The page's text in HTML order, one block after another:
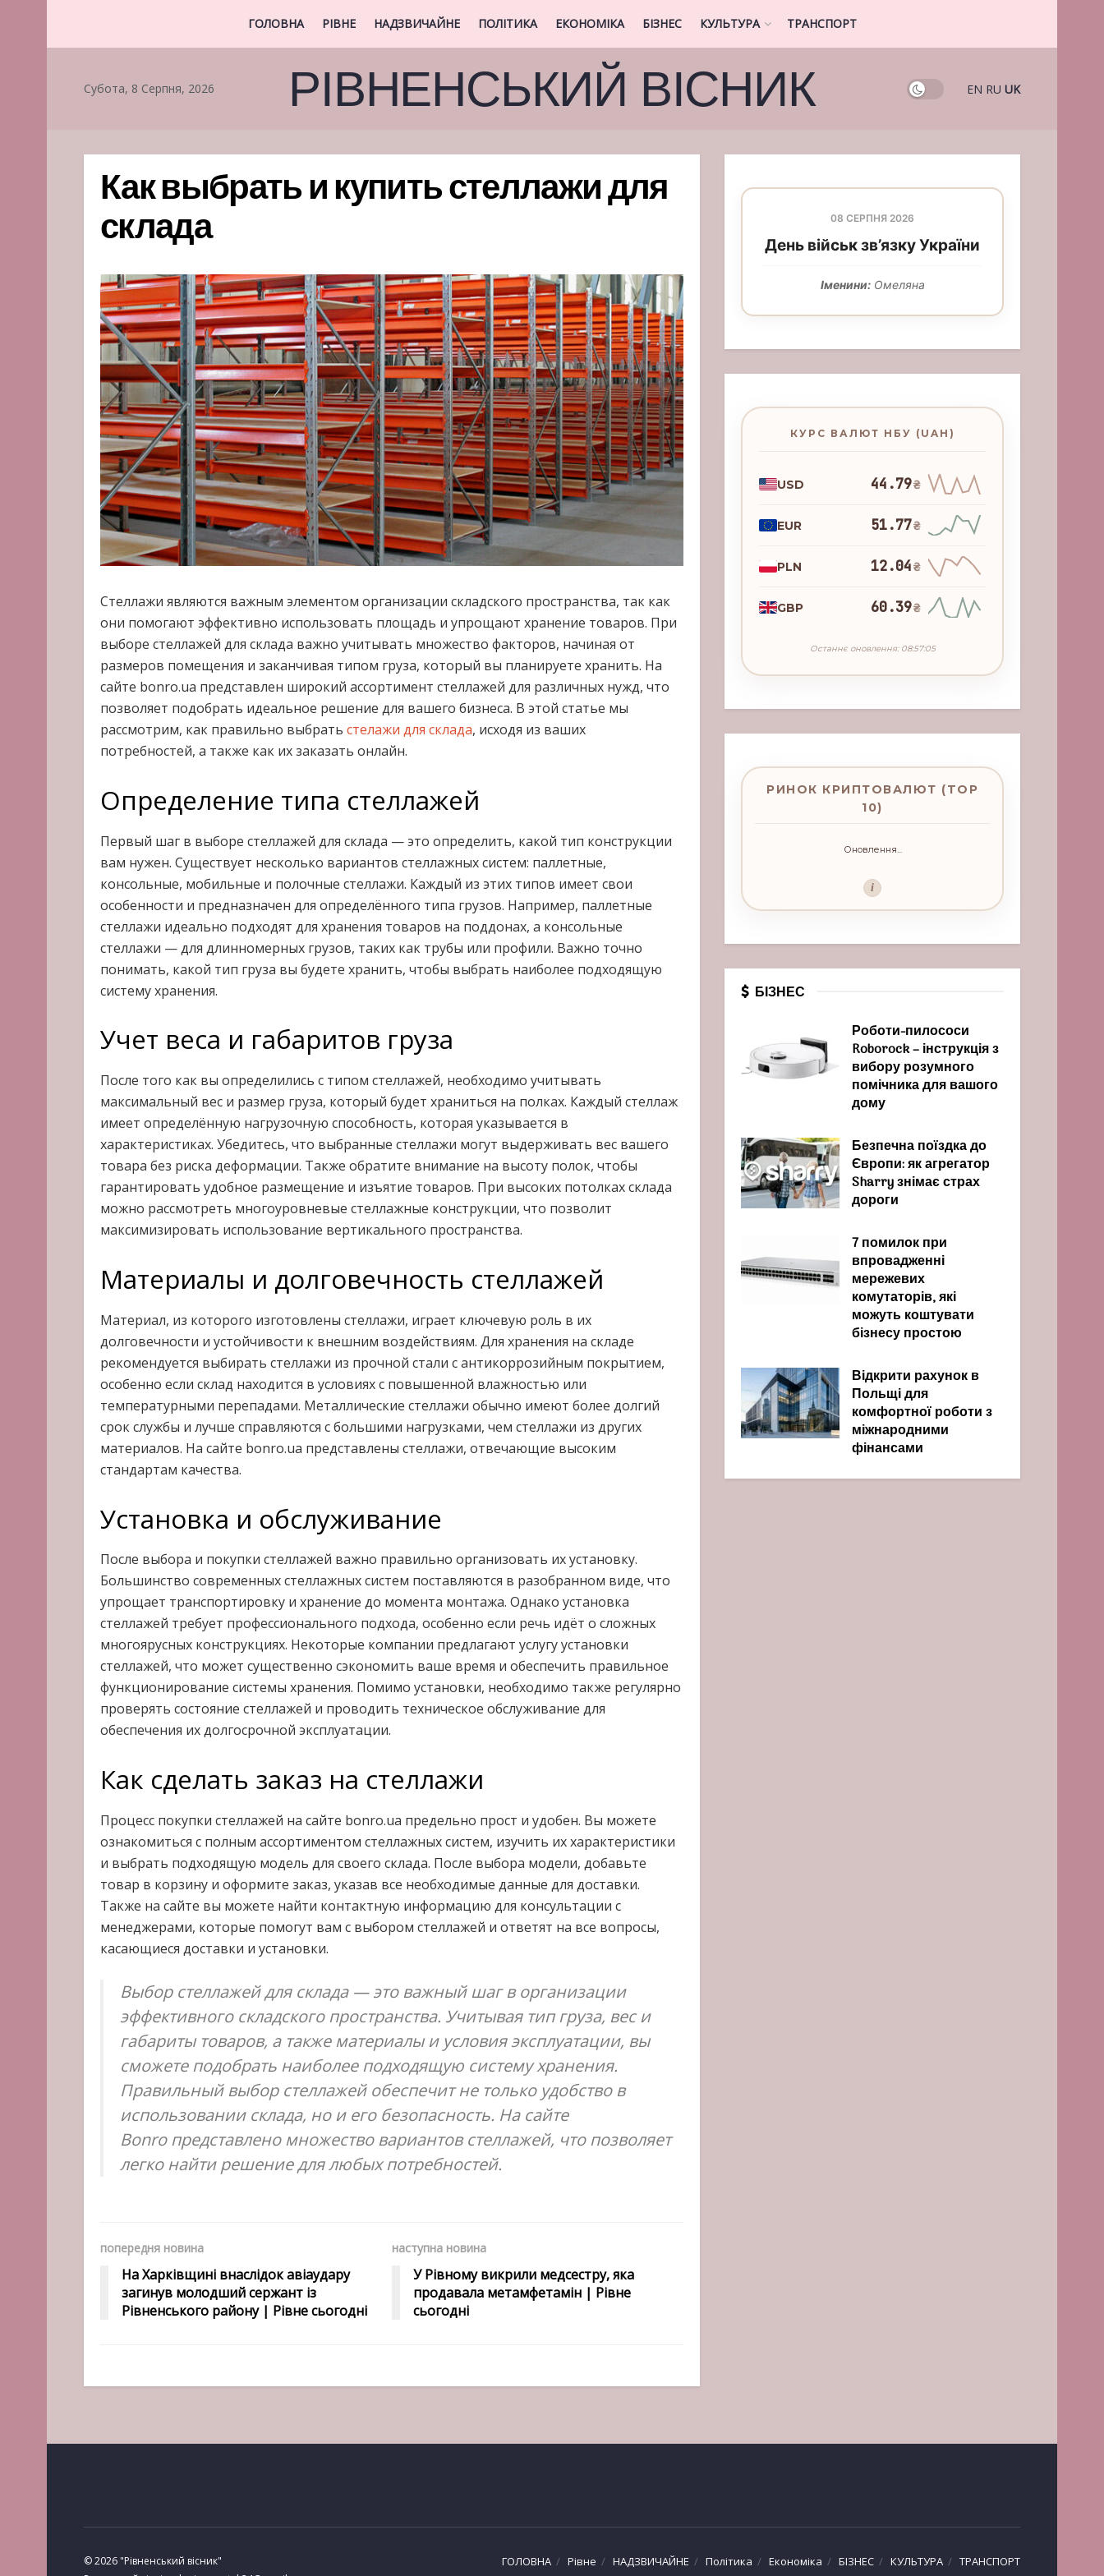
ГОЛОВНА РІВНЕ НАДЗВИЧАЙНЕ ПОЛІТИКА ЕКОНОМІКА БІЗНЕС КУЛЬТУРА ТРАНСПОРТ
Субота, 8 Серпня, 2026 РІВНЕНСЬКИЙ ВІСНИК EN RU UK
Как выбрать и купить стеллажи для
склада
Стеллажи являются важным элементом организации складского пространства, так как
они помогают эффективно использовать площадь и упрощают хранение товаров. При
выборе стеллажей для склада важно учитывать множество факторов, начиная от
размеров помещения и заканчивая типом груза, который вы планируете хранить. На
сайте bonro.ua представлен широкий ассортимент стеллажей для различных нужд, что
позволяет подобрать идеальное решение для вашего бизнеса. В этой статье мы
рассмотрим, как правильно выбрать стелажи для склада, исходя из ваших
потребностей, а также как их заказать онлайн.
Определение типа стеллажей
Первый шаг в выборе стеллажей для склада — это определить, какой тип конструкции
вам нужен. Существует несколько вариантов стеллажных систем: паллетные,
консольные, мобильные и полочные стеллажи. Каждый из этих типов имеет свои
особенности и предназначен для определённого типа грузов. Например, паллетные
стеллажи идеально подходят для хранения товаров на поддонах, а консольные
стеллажи — для длинномерных грузов, таких как трубы или профили. Важно точно
понимать, какой тип груза вы будете хранить, чтобы выбрать наиболее подходящую
систему хранения.
Учет веса и габаритов груза
После того как вы определились с типом стеллажей, необходимо учитывать
максимальный вес и размер груза, который будет храниться на полках. Каждый стеллаж
имеет определённую нагрузочную способность, которая указывается в
характеристиках. Убедитесь, что выбранные стеллажи могут выдерживать вес вашего
товара без риска деформации. Также обратите внимание на высоту полок, чтобы
гарантировать удобное размещение и изъятие товаров. При высоких потолках склада
можно рассмотреть многоуровневые стеллажные конструкции, что позволит
максимизировать использование вертикального пространства.
Материалы и долговечность стеллажей
Материал, из которого изготовлены стеллажи, играет ключевую роль в их
долговечности и устойчивости к внешним воздействиям. Для хранения на складе
рекомендуется выбирать стеллажи из прочной стали с антикоррозийным покрытием,
особенно если склад находится в условиях с повышенной влажностью или
температурными перепадами. Металлические стеллажи обычно имеют более долгий
срок службы и лучше справляются с большими нагрузками, чем стеллажи из других
материалов. На сайте bonro.ua представлены стеллажи, отвечающие высоким
стандартам качества.
Установка и обслуживание
После выбора и покупки стеллажей важно правильно организовать их установку.
Большинство современных стеллажных систем поставляются в разобранном виде, что
упрощает транспортировку и хранение до момента монтажа. Однако установка
стеллажей требует профессионального подхода, особенно если речь идёт о сложных
многоярусных конструкциях. Некоторые компании предлагают услугу установки
стеллажей, что может существенно сэкономить ваше время и обеспечить правильное
функционирование системы хранения. Помимо установки, необходимо также регулярно
проверять состояние стеллажей и проводить техническое обслуживание для
обеспечения их долгосрочной эксплуатации.
Как сделать заказ на стеллажи
Процесс покупки стеллажей на сайте bonro.ua предельно прост и удобен. Вы можете
ознакомиться с полным ассортиментом стеллажных систем, изучить их характеристики
и выбрать подходящую модель для своего склада. После выбора модели, добавьте
товар в корзину и оформите заказ, указав все необходимые данные для доставки.
Также на сайте вы можете найти контактную информацию для консультации с
менеджерами, которые помогут вам с выбором стеллажей и ответят на все вопросы,
касающиеся доставки и установки.
Выбор стеллажей для склада — это важный шаг в организации
эффективного складского пространства. Учитывая тип груза, вес и
габариты товаров, а также материалы и условия эксплуатации, вы
сможете подобрать наиболее подходящую систему хранения.
Правильный выбор стеллажей обеспечит не только удобство в
использовании склада, но и его безопасность. На сайте
Bonro представлено множество вариантов стеллажей, что позволяет
легко найти решение для любых потребностей.
попередня новина
На Харківщині внаслідок авіаудару
загинув молодший сержант із
Рівненського району | Рівне сьогодні
наступна новина
У Рівному викрили медсестру, яка
продавала метамфетамін | Рівне
сьогодні
08 СЕРПНЯ 2026
День військ зв’язку України
Іменини:Омеляна
КУРС ВАЛЮТ НБУ (UAH)
USD 44.79₴
EUR 51.77₴
PLN 12.04₴
GBP 60.39₴
Останнє оновлення: 08:57:05
РИНОК КРИПТОВАЛЮТ (TOP
10)
Оновлення...
i
БІЗНЕС
Роботи-пилососи
Roborock – інструкція з
вибору розумного
помічника для вашого
дому
Безпечна поїздка до
Європи: як агрегатор
Sharry знімає страх
дороги
7 помилок при
впровадженні
мережевих
комутаторів, які
можуть коштувати
бізнесу простою
Відкрити рахунок в
Польщі для
комфортної роботи з
міжнародними
фінансами
ГОЛОВНА Рівне НАДЗВИЧАЙНЕ Політика Економіка БІЗНЕС КУЛЬТУРА ТРАНСПОРТ
© 2026 "Рівненський вісник"